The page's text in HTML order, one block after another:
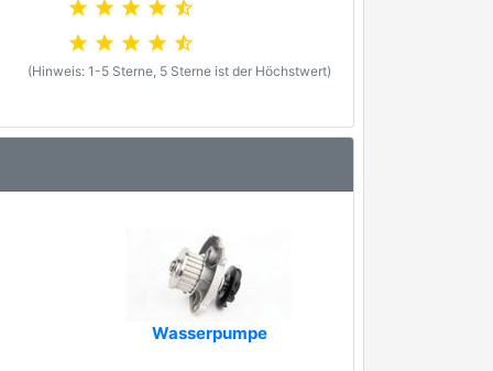
star star star star star_half
star star star star star_half
(Hinweis: 1-5 Sterne, 5 Sterne ist der Höchstwert)
Wasserpumpe